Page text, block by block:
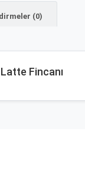
(0)
Latte Fincanı